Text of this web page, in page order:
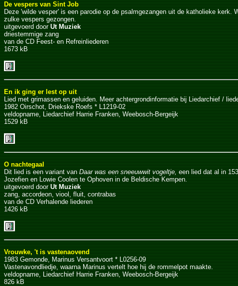
De vespers van Sint Job
Deze 'wilde vesper' is een parodie op de psalmgezangen uit de katholieke
zulke vespers gezongen.
uitgevoerd doorUt Muziek
driestemmige zang
van de CD Feest- en Refreinliederen
1673 kB
En ik ging er lest op uit
Lied met grimassen en geluiden. Meer achtergrondinformatie bij Liedarchief /
1982 Oirschot, Driekske Roefs * L1219-02
veldopname, Liedarchief Harrie Franken, Weebosch-Bergeijk
1529 kB
O nachtegaal
Dit lied is een variant vanDaar was een sneeuwwit vogeltje,een lied dat al in
Jozefien en Lowie Coolen te Ophoven in de Beldische Kempen.
uitgevoerd doorUt Muziek
zang, accordeon, viool, fluit, contrabas
van de CD Verhalende liederen
1426 kB
Vrouwke, 't is vastenaovend
1983 Gemonde, Marinus Versantvoort * L0256-09
Vastenavondliedje, waarna Marinus vertelt hoe hij de rommelpot maakte.
veldopname, Liedarchief Harrie Franken, Weebosch-Bergeijk
826 kB